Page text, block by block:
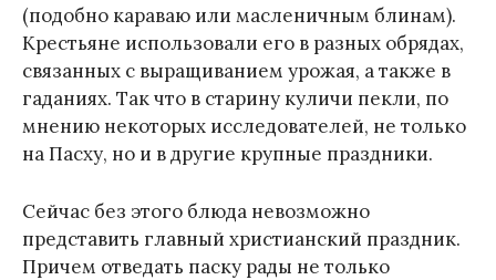
(подобно караваю или масленичным блинам).
Крестьяне использовали его в разных обрядах,
связанных с выращиванием урожая, а также в
гаданиях. Так что в старину куличи пекли, по
мнению некоторых исследователей, не только
на Пасху, но и в другие крупные праздники.
Сейчас без этого блюда невозможно
представить главный христианский праздник.
Причем отведать паску рады не только